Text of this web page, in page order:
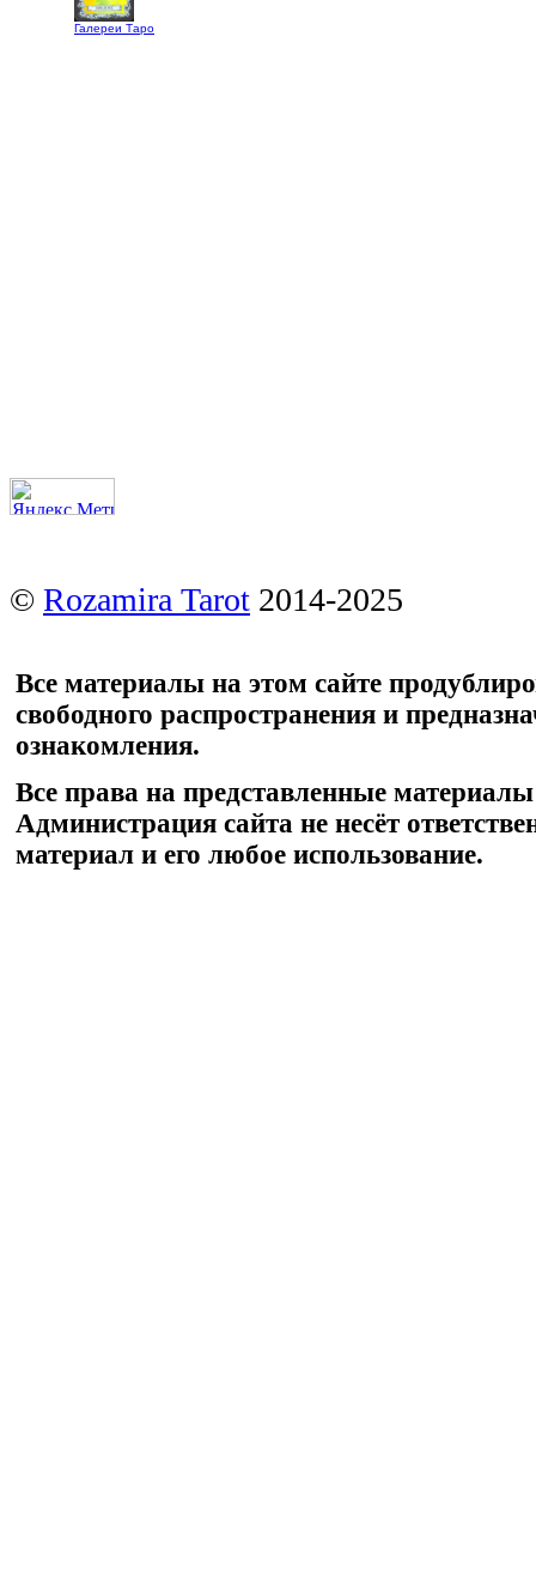
Галереи Таро
© Rozamira Tarot 2014-2025
Все материалы на этом сайте
свободного распространения и
ознакомления.
Все права на представленные
Администрация сайта не несёт
материал и его любое использование.